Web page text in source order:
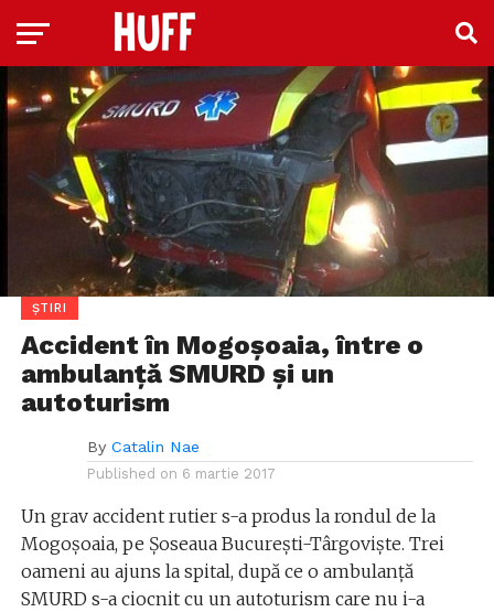
ȘTIRI
Accident în Mogoșoaia, între o
ambulanță SMURD și un
autoturism
By Catalin Nae
Published on 6 martie 2017
Un grav accident rutier s-a produs la rondul de la
Mogoșoaia, pe Șoseaua București-Târgoviște. Trei
oameni au ajuns la spital, după ce o ambulanță
SMURD s-a ciocnit cu un autoturism care nu i-a